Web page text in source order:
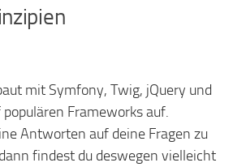
mit Symfony, Twig, jQuery und
Frameworks auf.
Antworten auf deine Fragen zu
findest du deswegen vielleicht